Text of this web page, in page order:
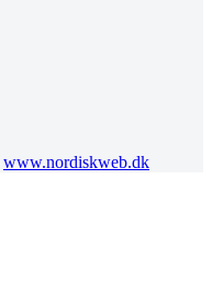
www.nordiskweb.dk